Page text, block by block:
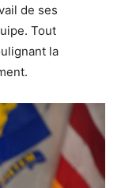
de ses
Tout
la